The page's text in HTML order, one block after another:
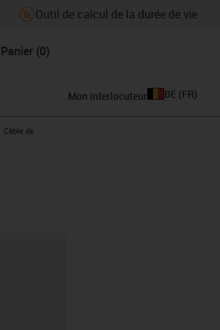
Outil de calcul de la durée de vie
Panier (0)
Mon interlocuteur BE (FR)
igus-icon-arrow-right
Câble de